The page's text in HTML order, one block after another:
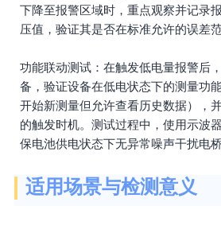
下降至报警区域时，重点观察并记录
压值，验证其是否在标准允许的误差范
功能联动测试：在触发低电量报警后
备，验证设备在低电状态下的测量功
开始新测量但允许查看历史数据），
的触发时机。测试过程中，使用示波
保电池供电状态下无异常噪声干扰电桥
适用场景与检测意义